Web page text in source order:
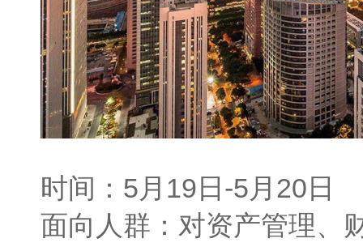
时间：5月19日-5月20日
面向人群：对资产管理、